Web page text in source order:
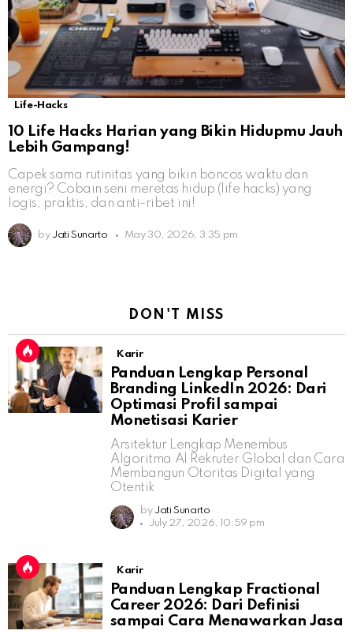
Life-Hacks
10 Life Hacks Harian yang Bikin Hidupmu Jauh
Lebih Gampang!
Capek sama rutinitas yang bikin boncos waktu dan
energi? Cobain seni meretas hidup (life hacks) yang
logis, praktis, dan anti-ribet ini!
by Jati Sunarto May 30, 2026, 3:35 pm
DON'T MISS
Karir
Panduan Lengkap Personal
Branding LinkedIn 2026: Dari
Optimasi Profil sampai
Monetisasi Karier
Arsitektur Lengkap Menembus
Algoritma AI Rekruter Global dan Cara
Membangun Otoritas Digital yang
Otentik
by Jati Sunarto
July 27, 2026, 10:59 pm
Karir
Panduan Lengkap Fractional
Career 2026: Dari Definisi
sampai Cara Menawarkan Jasa